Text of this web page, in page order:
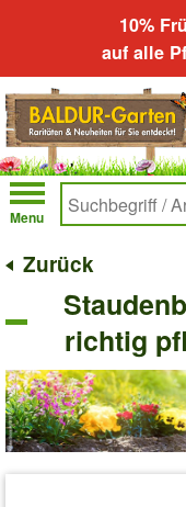
10%
auf alle
Menu
Zurück
richtig